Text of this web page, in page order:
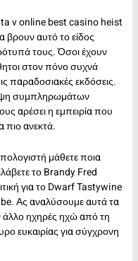
βρουν αυτό το είδος
τους. Όσοι έχουν
στον πόνο συχνά
παραδοσιακές εκδόσεις.
συμπληρωμάτων
αρέσει η εμπειρία που
πιο ανεκτά.
μάθετε ποια
το Brandy Fred
για το Dwarf Tastywine
Ας αναλύσουμε αυτά τα
άλλο ηχηρές ηχώ από τη
ευκαιρίας για σύγχρονη